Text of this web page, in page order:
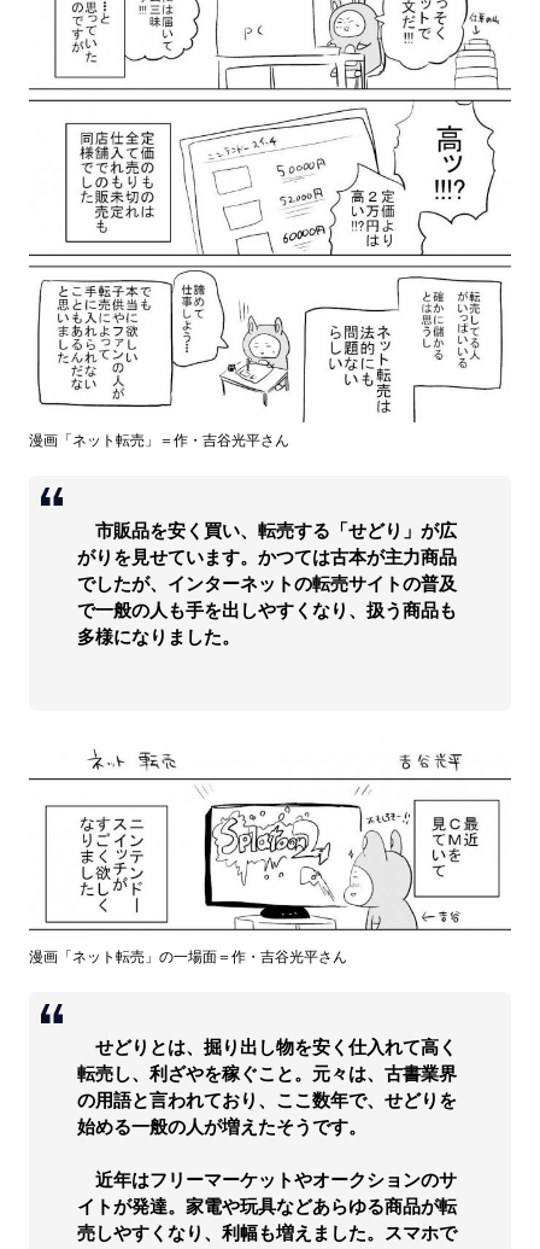
漫画「ネット転売」＝作・吉谷光平さん
市販品を安く買い、転売する「せどり」が広
がりを見せています。かつては古本が主力商品
でしたが、インターネットの転売サイトの普及
で一般の人も手を出しやすくなり、扱う商品も
多様になりました。
漫画「ネット転売」の一場面＝作・吉谷光平さん
せどりとは、掘り出し物を安く仕入れて高く
転売し、利ざやを稼ぐこと。元々は、古書業界
の用語と言われており、ここ数年で、せどりを
始める一般の人が増えたそうです。
近年はフリーマーケットやオークションのサ
イトが発達。家電や玩具などあらゆる商品が転
売しやすくなり、利幅も増えました。スマホで